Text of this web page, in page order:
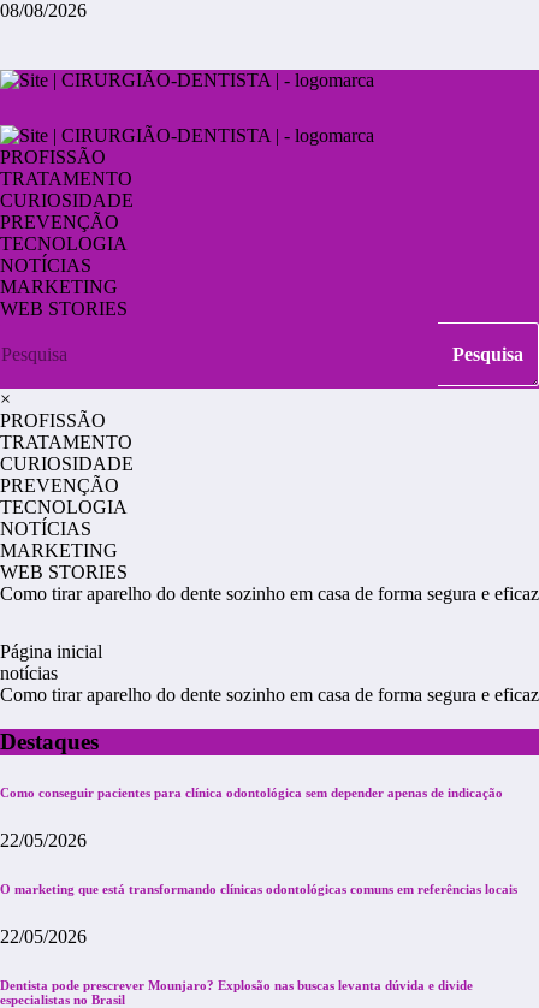
08/08/2026
PROFISSÃO
TRATAMENTO
CURIOSIDADE
PREVENÇÃO
TECNOLOGIA
NOTÍCIAS
MARKETING
WEB STORIES
×
PROFISSÃO
TRATAMENTO
CURIOSIDADE
PREVENÇÃO
TECNOLOGIA
NOTÍCIAS
MARKETING
WEB STORIES
Como tirar aparelho do dente sozinho em casa de forma segura e eficaz
Página inicial
notícias
Como tirar aparelho do dente sozinho em casa de forma segura e eficaz
Destaques
Como conseguir pacientes para clínica odontológica sem depender apenas de indicação
22/05/2026
O marketing que está transformando clínicas odontológicas comuns em referências locais
22/05/2026
Dentista pode prescrever Mounjaro? Explosão nas buscas levanta dúvida e divide
especialistas no Brasil